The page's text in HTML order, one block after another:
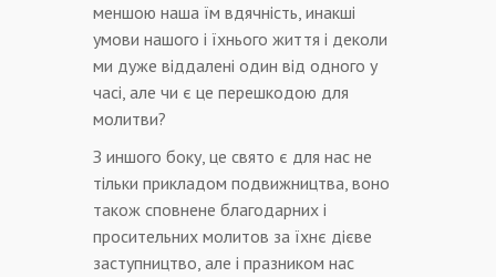
меншою наша їм вдячність, инакші
умови нашого і їхнього життя і деколи
ми дуже віддалені один від одного у
часі, але чи є це перешкодою для
молитви?
З иншого боку, це свято є для нас не
тільки прикладом подвижництва, воно
також сповнене благодарних і
просительних молитов за їхнє дієве
заступництво, але і празником нас